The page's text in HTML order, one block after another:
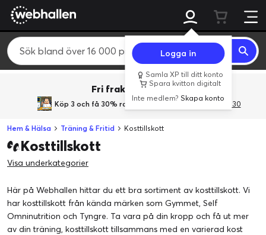
Logga in
Samla XP till ditt konto
Spara kvitton digitalt
Inte medlem?Skapa konto
Fri frakt över 800 kr.
Köp 3 och få 30% rabatt med rabattkoden 3Gives30
Hem & Hälsa Träning & Fritid Kosttillskott
Kosttillskott
Visa underkategorier
Här på Webhallen hittar du ett bra sortiment av kosttillskott. Vi
har kosttillskott från kända märken som Gymmet, Self
Omninutrition och Tyngre. Ta vara på din kropp och få ut mer
av din träning, kosttillskott tillsammans med en varierad kost